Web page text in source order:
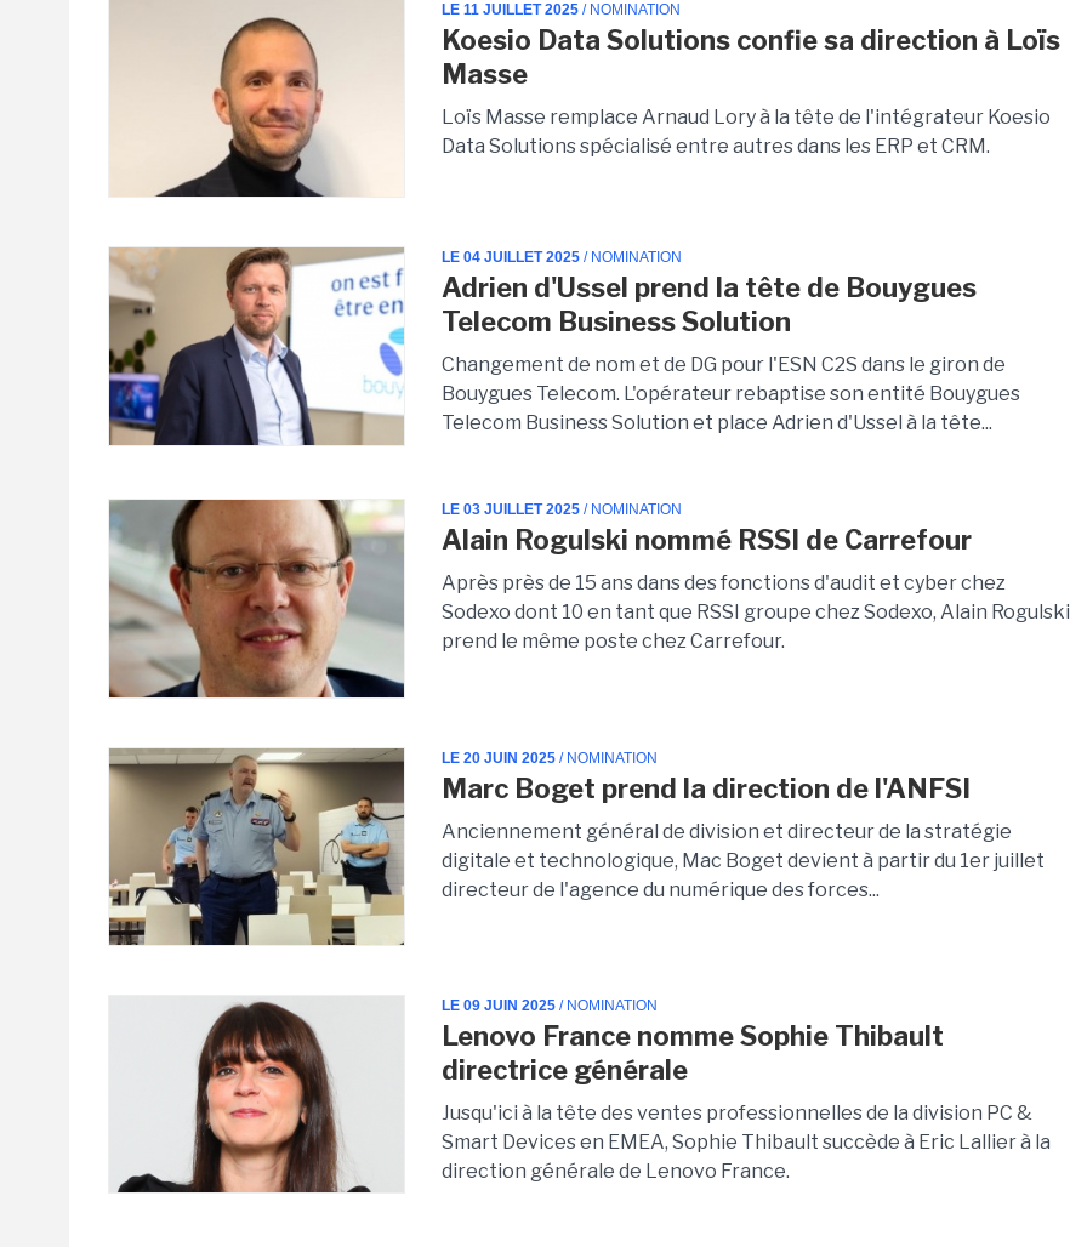
LE 11 JUILLET 2025 / NOMINATION
Koesio Data Solutions confie sa direction à Loïs
Masse
Loïs Masse remplace Arnaud Lory à la tête de l'intégrateur Koesio
Data Solutions spécialisé entre autres dans les ERP et CRM.
LE 04 JUILLET 2025 / NOMINATION
Adrien d'Ussel prend la tête de Bouygues
Telecom Business Solution
Changement de nom et de DG pour l'ESN C2S dans le giron de
Bouygues Telecom. L'opérateur rebaptise son entité Bouygues
Telecom Business Solution et place Adrien d'Ussel à la tête...
LE 03 JUILLET 2025 / NOMINATION
Alain Rogulski nommé RSSI de Carrefour
Après près de 15 ans dans des fonctions d'audit et cyber chez
Sodexo dont 10 en tant que RSSI groupe chez Sodexo, Alain Rogulski
prend le même poste chez Carrefour.
LE 20 JUIN 2025 / NOMINATION
Marc Boget prend la direction de l'ANFSI
Anciennement général de division et directeur de la stratégie
digitale et technologique, Mac Boget devient à partir du 1er juillet
directeur de l'agence du numérique des forces...
LE 09 JUIN 2025 / NOMINATION
Lenovo France nomme Sophie Thibault
directrice générale
Jusqu'ici à la tête des ventes professionnelles de la division PC &
Smart Devices en EMEA, Sophie Thibault succède à Eric Lallier à la
direction générale de Lenovo France.